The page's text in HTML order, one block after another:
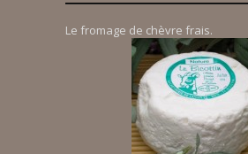
Le fromage de chèvre frais.